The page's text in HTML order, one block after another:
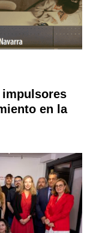
impulsores
en la